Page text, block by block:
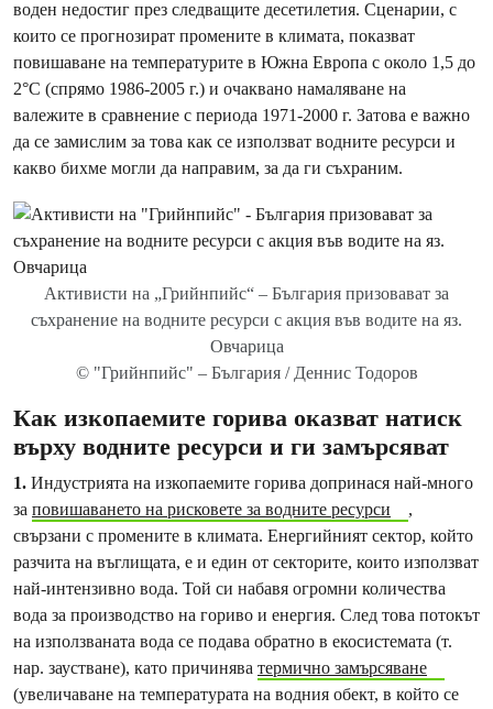
воден недостиг през следващите десетилетия. Сценарии, с
които се прогнозират промените в климата, показват
повишаване на температурите в Южна Европа с около 1,5 до
2°C (спрямо 1986-2005 г.) и очаквано намаляване на
валежите в сравнение с периода 1971-2000 г. Затова е важно
да се замислим за това как се използват водните ресурси и
какво бихме могли да направим, за да ги съхраним.
Активисти на „Грийнпийс“ – България призовават за
съхранение на водните ресурси с акция във водите на яз.
Овчарица
© "Грийнпийс" – България / Деннис Тодоров
Как изкопаемите горива оказват натиск
върху водните ресурси и ги замърсяват
1. Индустрията на изкопаемите горива допринася най-много
за повишаването на рисковете за водните ресурси
,
свързани с промените в климата. Енергийният сектор, който
разчита на въглищата, е и един от секторите, които използват
най-интензивно вода. Той си набавя огромни количества
вода за производство на гориво и енергия. След това потокът
на използваната вода се подава обратно в екосистемата (т.
нар. заустване), като причинява термично замърсяване
(увеличаване на температурата на водния обект, в който се